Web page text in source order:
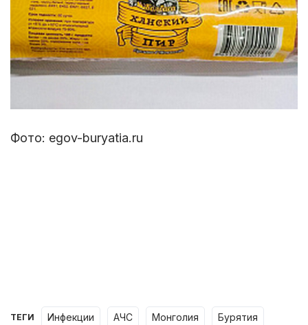
Фото: egov-buryatia.ru
ТЕГИ инфекции АЧС Монголия Бурятия